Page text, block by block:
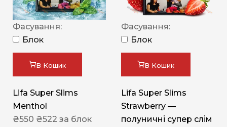
Фасування:
Блок
В Кошик
Lifa Super Slims
Menthol
₴550 ₴522 за блок
Фасування:
Блок
В Кошик
Lifa Super Slims
Strawberry —
полуничні супер слім